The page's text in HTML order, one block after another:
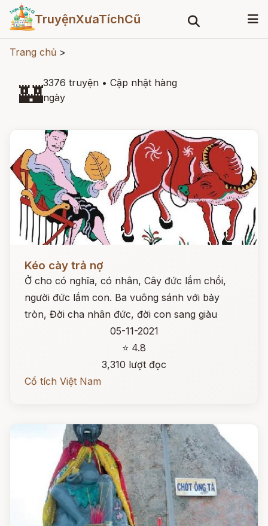
TruyệnXưaTíchCũ
Trang chủ >
🏰3376 truyện • Cập nhật hàng
ngày
Kéo cày trả nợ
Ở cho có nghĩa, có nhân, Cây đức lắm chồi,
người đức lắm con. Ba vuông sánh với bảy
tròn, Đời cha nhân đức, đời con sang giàu
05-11-2021
⭐ 4.8
3,310 lượt đọc
Cổ tích Việt Nam